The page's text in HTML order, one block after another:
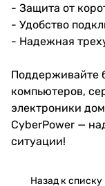
- Защита от
- Удобство
- Надежная
Поддерживайте
компьютеров,
электроники
CyberPower —
ситуации!
Назад к списку